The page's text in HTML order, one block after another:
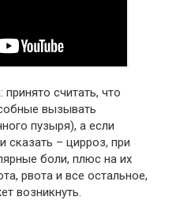
считать, что
вызывать
пузыря), а если
сказать – цирроз, при
боли, плюс на их
рвота и все остальное,
возникнуть.